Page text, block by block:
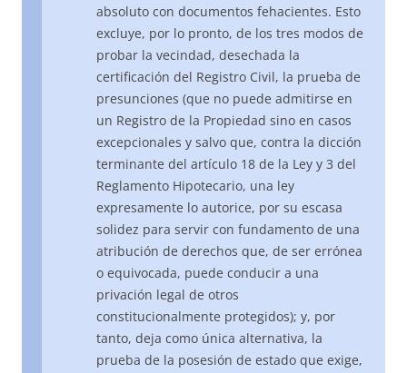
absoluto con documentos fehacientes. Esto
excluye, por lo pronto, de los tres modos de
probar la vecindad, desechada la
certificación del Registro Civil, la prueba de
presunciones (que no puede admitirse en
un Registro de la Propiedad sino en casos
excepcionales y salvo que, contra la dicción
terminante del artículo 18 de la Ley y 3 del
Reglamento Hipotecario, una ley
expresamente lo autorice, por su escasa
solidez para servir con fundamento de una
atribución de derechos que, de ser errónea
o equivocada, puede conducir a una
privación legal de otros
constitucionalmente protegidos); y, por
tanto, deja como única alternativa, la
prueba de la posesión de estado que exige,